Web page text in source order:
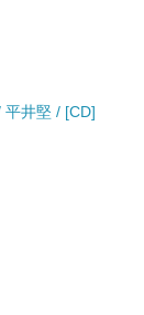
平井堅 / [CD]